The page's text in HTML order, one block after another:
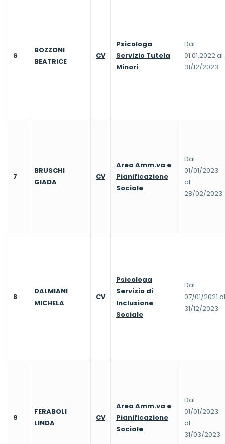
6
BOZZONI
BEATRICE
CV
Psicologa
Servizio Tutela
Minori
Dal
01.01.2022 al
31/12/2023
7
BRUSCHI
GIADA
CV
Area Amm.va e
Pianificazione
Sociale
Dal
01/01/2023
al
28/02/2023
8
DALMIANI
MICHELA
CV
Psicologa
Servizio di
Inclusione
Sociale
Dal
07/01/2021 al
31/12/2023
9
FERABOLI
LINDA
CV
Area Amm.va e
Pianificazione
Sociale
Dal
01/01/2023
al
31/03/2023